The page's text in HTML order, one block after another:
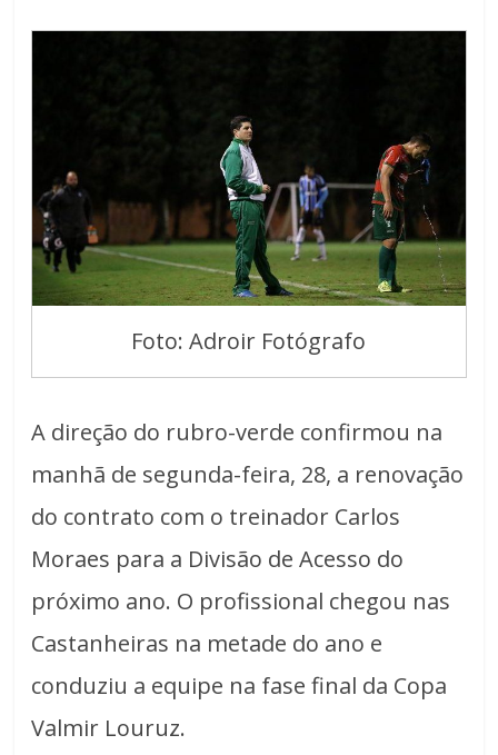
Foto: Adroir Fotógrafo
A direção do rubro-verde confirmou na
manhã de segunda-feira, 28, a renovação
do contrato com o treinador Carlos
Moraes para a Divisão de Acesso do
próximo ano. O profissional chegou nas
Castanheiras na metade do ano e
conduziu a equipe na fase final da Copa
Valmir Louruz.